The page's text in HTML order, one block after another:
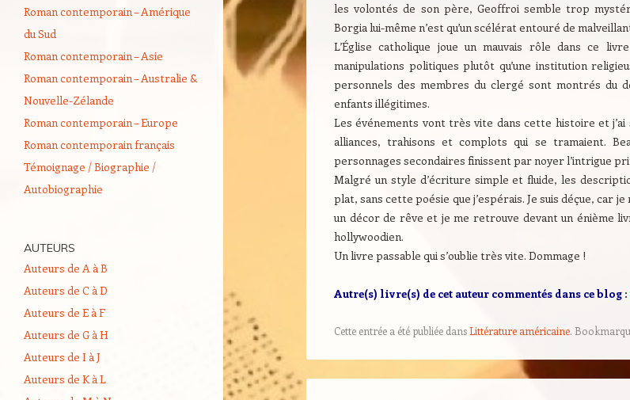
les volontés de son père, Geoffroi semble trop
Borgia lui-même n’est qu’un scélérat entouré de
L’Église catholique joue un mauvais rôle dans ce
manipulations politiques plutôt qu’une institution
personnels des membres du clergé sont montrés du
enfants illégitimes.
Les événements vont très vite dans cette histoire et
alliances, trahisons et complots qui se tramaient.
personnages secondaires finissent par noyer l’intrigue
Malgré un style d’écriture simple et fluide, les
plat, sans cette poésie que j’espérais. Je suis déçue, car
un décor de rêve et je me retrouve devant un énième
hollywoodien.
Un livre passable qui s’oublie très vite. Dommage !
Autre(s) livre(s) de cet auteur commentés dans ce blog :
Cette entrée a été publiée dansLittérature américaine.
Roman contemporain – Amérique
du Sud
Roman contemporain – Asie
Roman contemporain – Australie &
Nouvelle-Zélande
Roman contemporain – Europe
Roman contemporain français
Témoignage / Biographie /
Autobiographie
AUTEURS
Auteurs de A à B
Auteurs de C à D
Auteurs de E à F
Auteurs de G à H
Auteurs de I à J
Auteurs de K à L